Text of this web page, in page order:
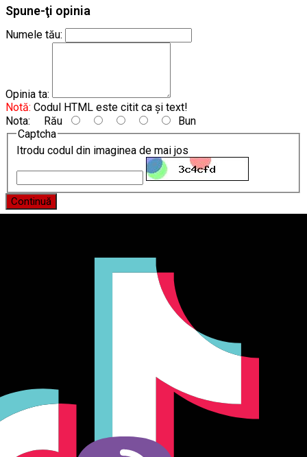
Spune-ţi opinia
Numele tău:
Opinia ta:
Notă: Codul HTML este citit ca şi text!
Nota: Rău
Bun
Captcha
Itrodu codul din imaginea de mai jos
Continuă
Producător și importator de mobilier în Chișinău. Descoperă
dormitor și grădină. Calitate, funcționalitate și design
modern pentru orice spațiu.Îți punem la dispoziție soluții
complete de amenajare direct de la producător, cu garanție
extinsă și consultanță gratuită pentru proiectul tău